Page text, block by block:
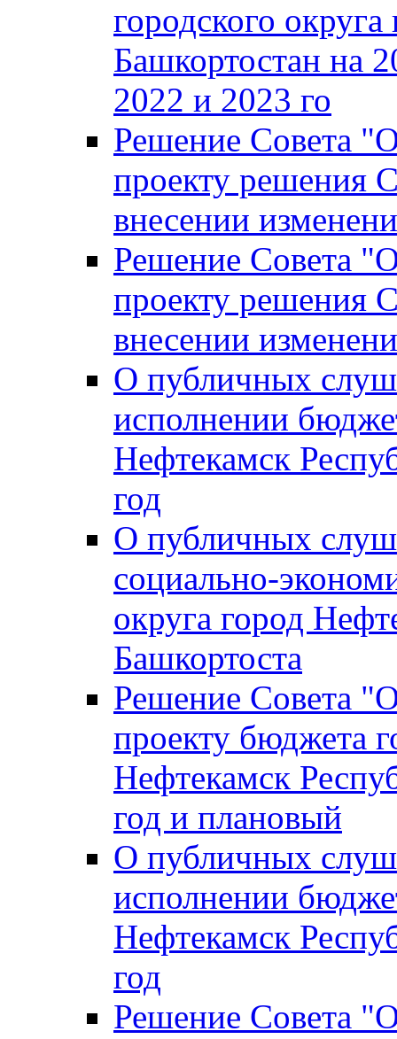
городского
Башкортостан на
2022 и 2023 го
Решение Совета
проекту решения
внесении
Решение Совета
проекту решения
внесении
О публичных
исполнении
Нефтекамск
год
О публичных
социально-
округа город
Башкортоста
Решение Совета
проекту бюджета
Нефтекамск
год и плановый
О публичных
исполнении
Нефтекамск
год
Решение Совета